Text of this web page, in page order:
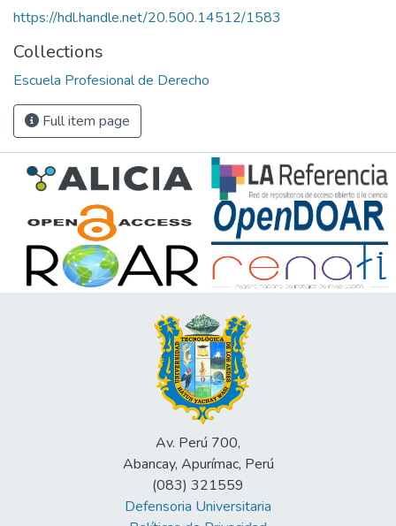
https://hdl.handle.net/20.500.14512/1583
Collections
Escuela Profesional de Derecho
Full item page
Av. Perú 700,
Abancay, Apurímac, Perú
(083) 321559
Defensoria Universitaria